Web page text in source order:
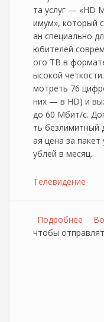
та услуг — «HD
имум», который
ан специально
юбителей
ого ТВ в
ысокой
мотреть 76
них — в HD) и
до 60 Мбит/c.
ть безлимитный
ая цена за
ублей в месяц.
Телевидение
Подробнее о
HD
чтобы